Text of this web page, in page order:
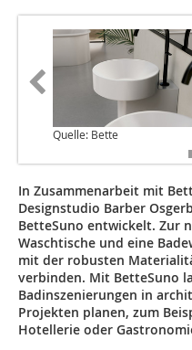
Quelle: Bette
In Zusammenarbeit mit
Designstudio Barber
BetteSuno entwickelt. Zur
Waschtische und eine
mit der robusten
verbinden. Mit BetteSuno
Badinszenierungen in
Projekten planen, zum
Hotellerie oder